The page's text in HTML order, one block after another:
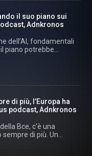
) e su tutte
Music.
il suo piano sui
Adnkronos
dell’AI, fondamentali
piano potrebbe
le AI Gigafactories
) e su tutte
Music.
di più, l’Europa ha
podcast, Adnkronos
Bce, c'è una
di più. Un
fanno un'analisi